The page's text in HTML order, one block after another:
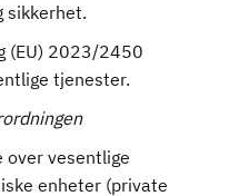
sikkerhet.
(EU) 2023/2450
tjenester.
over vesentlige
enheter (private